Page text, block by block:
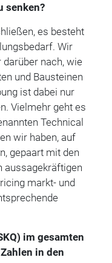
senken?
es besteht
Wir
nach, wie
und Bausteinen
ist dabei nur
Vielmehr geht es
Technical
wir haben, auf
gepaart mit den
aussagekräftigen
markt- und
im gesamten
in den